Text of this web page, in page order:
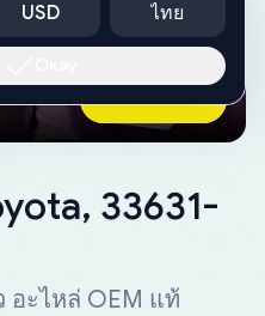
a tow
Ask AI Now
33631-
อะไหล่ OEM แท้
USD ไทย